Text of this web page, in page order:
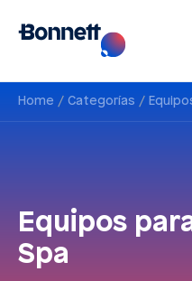
Home Categorías
Equipos
Spa